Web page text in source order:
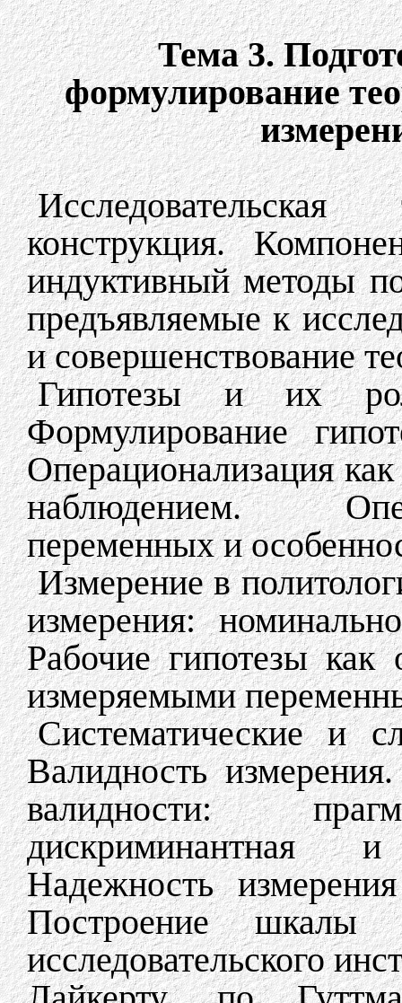
Тема 3.
формулирование
конструкция.
индуктивный методы
предъявляемые к
и совершенствование
Гипотезы и их
Формулирование
Операционализация
наблюдением.
переменных и
Измерение в
измерения:
Рабочие гипотезы
измеряемыми
Систематические и
Валидность
валидности:
дискриминантная
Надежность
Построение шкалы
исследовательского